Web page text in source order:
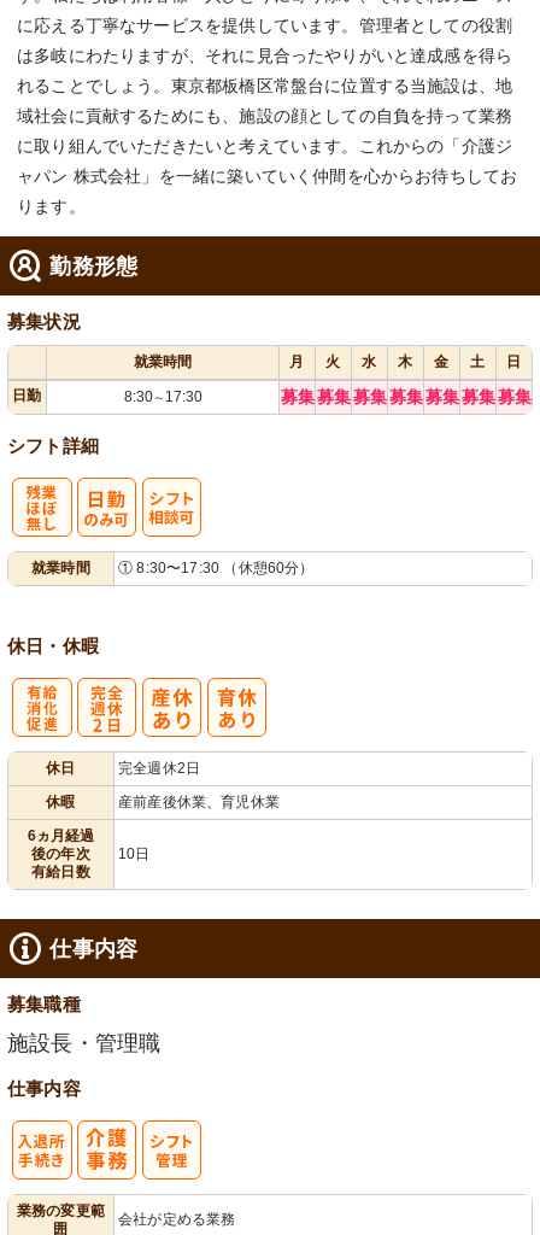
に応える丁寧なサービスを提供しています。管理者としての役割
は多岐にわたりますが、それに見合ったやりがいと達成感を得ら
れることでしょう。東京都板橋区常盤台に位置する当施設は、地
域社会に貢献するためにも、施設の顔としての自負を持って業務
に取り組んでいただきたいと考えています。これからの「介護ジ
ャパン 株式会社」を一緒に築いていく仲間を心からお待ちしてお
ります。
勤務形態
募集状況
就業時間 月 火 水 木 金 土
日
日勤
8:30～ 17:30 募集募集募集募集募集募集募集
シフト詳細
就業時間 ① 8:30〜17:30 （休憩60分）
休日・休暇
休日
完全週休2日
休暇
産前産後休業、育児休業
6ヵ月経過
後の年次
有給日数
10日
仕事内容
募集職種
施設長・管理職
仕事内容
業務の変更範
囲
会社が定める業務